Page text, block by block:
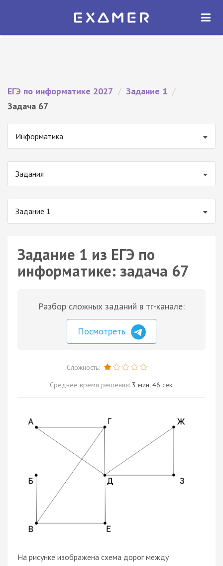
Экзамер — ЕГЭ 2027
ОТКРЫТЬ
ЕГЭ по информатике 2027 / Задание 1 /
Задача 67
Информатика
Задания
Задание 1
Задание 1 из ЕГЭ по
информатике: задача 67
Разбор сложных заданий в тг-канале:
Посмотреть
Сложность:
Среднее время решения: 3 мин. 46 сек.
На рисунке изображена схема дорог между